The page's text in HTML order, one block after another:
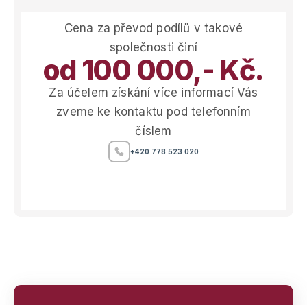
Cena za převod podílů v takové
společnosti činí
od 100 000,- Kč.
Za účelem získání více informací Vás
zveme ke kontaktu pod telefonním
číslem
+420 778 523 020